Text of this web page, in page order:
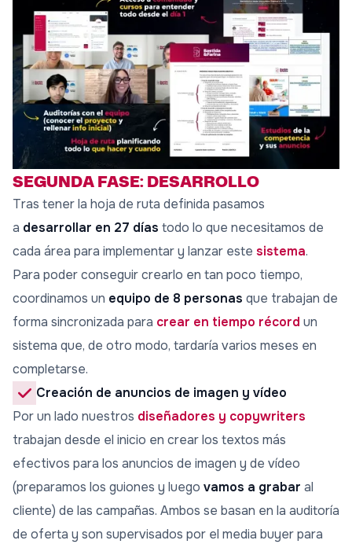
SEGUNDA FASE: DESARROLLO
Tras tener la hoja de ruta definida pasamos
a desarrollar en 27 días todo lo que necesitamos de
cada área para implementar y lanzar este sistema.
Para poder conseguir crearlo en tan poco tiempo,
coordinamos un equipo de 8 personas que trabajan de
forma sincronizada para crear en tiempo récord un
sistema que, de otro modo, tardaría varios meses en
completarse.
Creación de anuncios de imagen y vídeo
Por un lado nuestros diseñadores y copywriters
trabajan desde el inicio en crear los textos más
efectivos para los anuncios de imagen y de vídeo
(preparamos los guiones y luego vamos a grabar al
cliente) de las campañas. Ambos se basan en la auditoría
de oferta y son supervisados por el media buyer para